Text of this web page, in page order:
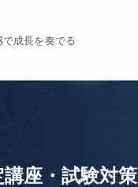
で成長を奏でる
座・試験対策